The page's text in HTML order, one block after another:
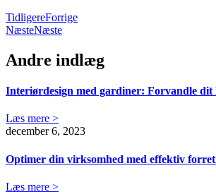
TidligereForrige
NæsteNæste
Andre indlæg
Interiørdesign med gardiner: Forvandle dit
Læs mere >
december 6, 2023
Optimer din virksomhed med effektiv
Læs mere >